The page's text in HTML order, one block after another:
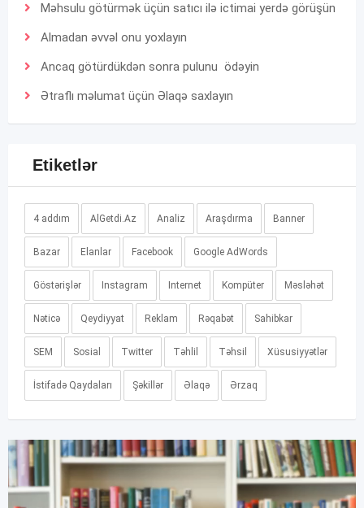
Məhsulu götürmək üçün satıcı ilə ictimai yerdə görüşün
Almadan əvvəl onu yoxlayın
Ancaq götürdükdən sonra pulunu ödəyin
Ətraflı məlumat üçün Əlaqə saxlayın
Etiketlər
4 addım AlGetdi.Az Analiz Araşdırma Banner
Bazar Elanlar Facebook Google AdWords
Göstərişlər Instagram Internet Kompüter Məsləhət
Nəticə Qeydiyyat Reklam Rəqabət Sahibkar
SEM Sosial Twitter Təhlil Təhsil Xüsusiyyətlər
İstifadə Qaydaları Şəkillər Əlaqə Ərzaq